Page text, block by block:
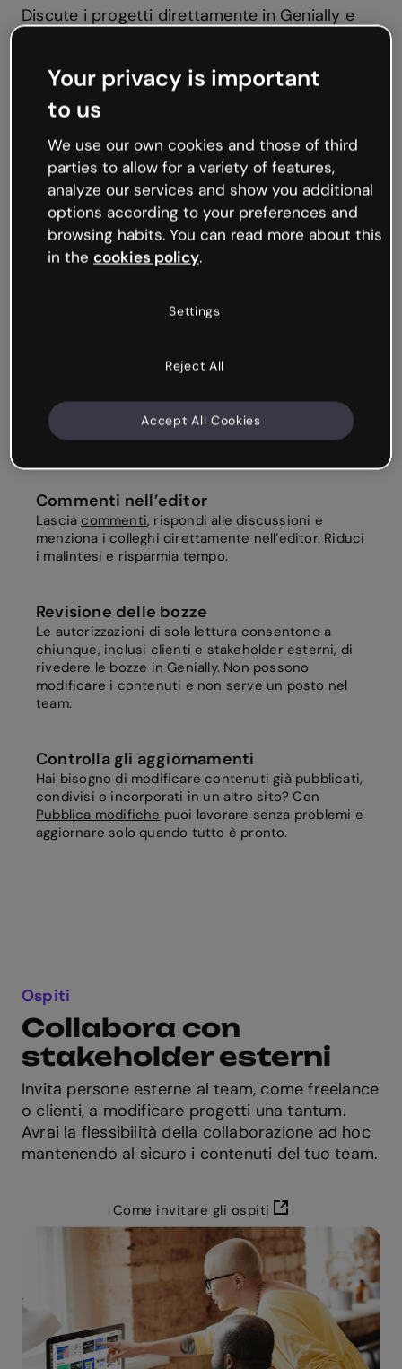
Discute i progetti direttamente in Genially e
Commenti nell’editor
Lasciacommenti, rispondi alle discussioni e
menziona i colleghi direttamente nell’editor. Riduci
i malintesi e risparmia tempo.
Revisione delle bozze
Le autorizzazioni di sola lettura consentono a
chiunque, inclusi clienti e stakeholder esterni, di
rivedere le bozze in Genially. Non possono
modificare i contenuti e non serve un posto nel
team.
Controlla gli aggiornamenti
Hai bisogno di modificare contenuti già pubblicati,
condivisi o incorporati in un altro sito? Con
Pubblica modifiche puoi lavorare senza problemi e
aggiornare solo quando tutto è pronto.
Ospiti
Collabora con
stakeholder esterni
Invita persone esterne al team, come freelance
o clienti, a modificare progetti una tantum.
Avrai la flessibilità della collaborazione ad hoc
mantenendo al sicuro i contenuti del tuo team.
Come invitare gli ospiti
Your privacy is important
to us
We use our own cookies and those of third
parties to allow for a variety of features,
analyze our services and show you additional
options according to your preferences and
browsing habits. You can read more about this
in the cookies policy.
Settings
Reject All
Accept All Cookies